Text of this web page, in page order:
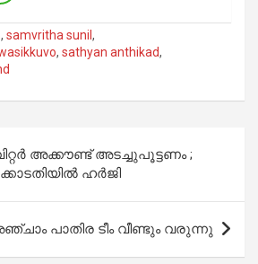
, samvritha sunil ,
, sathyan anthikad,
അക്കൗണ്ട് അടച്ചുപൂട്ടണം ;
ഹര്‍ജി
പാതിര ടീം വീണ്ടും വരുന്നു